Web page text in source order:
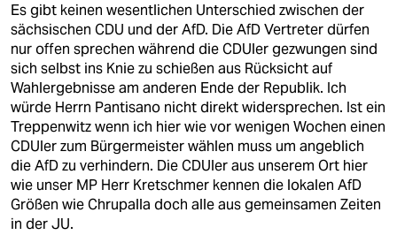
Es gibt keinen wesentlichen Unterschied zwischen der
sächsischen CDU und der AfD. Die AfD Vertreter dürfen
nur offen sprechen während die CDUler gezwungen sind
sich selbst ins Knie zu schießen aus Rücksicht auf
Wahlergebnisse am anderen Ende der Republik. Ich
würde Herrn Pantisano nicht direkt widersprechen. Ist ein
Treppenwitz wenn ich hier wie vor wenigen Wochen einen
CDUler zum Bürgermeister wählen muss um angeblich
die AfD zu verhindern. Die CDUler aus unserem Ort hier
wie unser MP Herr Kretschmer kennen die lokalen AfD
Größen wie Chrupalla doch alle aus gemeinsamen Zeiten
in der JU.